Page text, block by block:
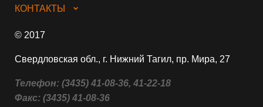
КОНТАКТЫ
© 2017
Свердловская обл., г. Нижний Тагил, пр. Мира, 27
Телефон: (3435) 41-08-36, 41-22-18
Факс: (3435) 41-08-36